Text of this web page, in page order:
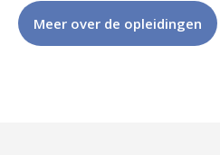
Meer over de opleidingen